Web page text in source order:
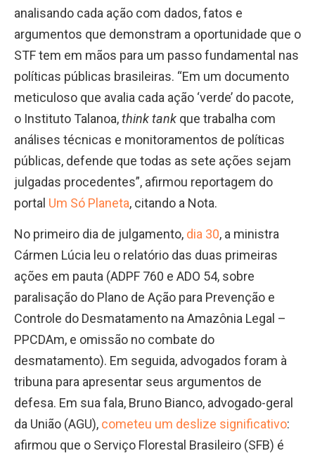
analisando cada ação com dados, fatos e
argumentos que demonstram a oportunidade que o
STF tem em mãos para um passo fundamental nas
políticas públicas brasileiras. “Em um documento
meticuloso que avalia cada ação ‘verde’ do pacote,
o Instituto Talanoa,think tank que trabalha com
análises técnicas e monitoramentos de políticas
públicas, defende que todas as sete ações sejam
julgadas procedentes”, afirmou reportagem do
portal Um Só Planeta, citando a Nota.
No primeiro dia de julgamento, dia 30, a ministra
Cármen Lúcia leu o relatório das duas primeiras
ações em pauta (ADPF 760 e ADO 54, sobre
paralisação do Plano de Ação para Prevenção e
Controle do Desmatamento na Amazônia Legal –
PPCDAm, e omissão no combate do
desmatamento). Em seguida, advogados foram à
tribuna para apresentar seus argumentos de
defesa. Em sua fala, Bruno Bianco, advogado-geral
da União (AGU), cometeu um deslize significativo:
afirmou que o Serviço Florestal Brasileiro (SFB) é